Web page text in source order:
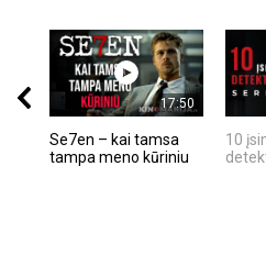
17:50
Se7en – kai tamsa
tampa meno kūriniu
10